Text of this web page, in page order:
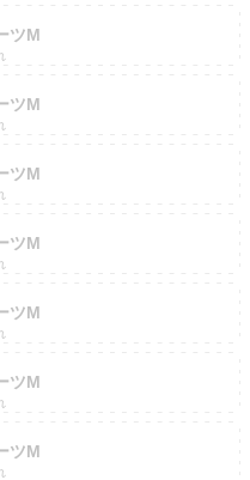
ツM
ツM
ツM
ツM
ツM
ツM
ツM